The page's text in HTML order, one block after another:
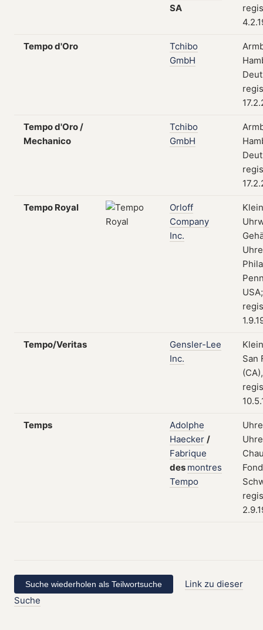
SA
Tempo d'Oro
Tchibo
GmbH
Tempo d'Oro /
Mechanico
Tchibo
GmbH
Tempo Royal
Orloff
Company
Inc.
USA;
Tempo/Veritas
Gensler-Lee
Inc.
San
Temps
Adolphe
Haecker /
Fabrique
des montres
Tempo
Link zu dieser
Suche